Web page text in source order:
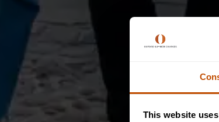
This website